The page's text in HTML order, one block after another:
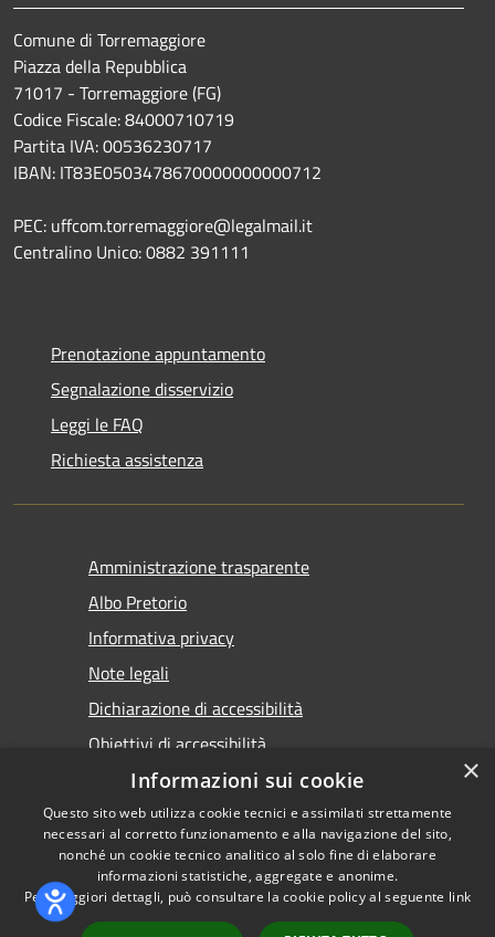
Comune di Torremaggiore
Piazza della Repubblica
71017 - Torremaggiore (FG)
Codice Fiscale: 84000710719
Partita IVA: 00536230717
IBAN: IT83E0503478670000000000712
PEC: uffcom.torremaggiore@legalmail.it
Centralino Unico: 0882 391111
Prenotazione appuntamento
Segnalazione disservizio
Leggi le FAQ
Richiesta assistenza
Amministrazione trasparente
Albo Pretorio
Informativa privacy
Note legali
Dichiarazione di accessibilità
Obiettivi di accessibilità
RSS
Accessibilità
Copyright © 2026 • Comune di
Torremaggiore • Powered by
×
Informazioni sui cookie
Questo sito web utilizza cookie tecnici e assimilati strettamente
necessari al corretto funzionamento e alla navigazione del sito,
nonché un cookie tecnico analitico al solo fine di elaborare
informazioni statistiche, aggregate e anonime.
Per maggiori dettagli, può consultare la cookie policy al seguente link